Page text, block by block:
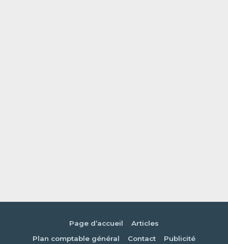
Page d’accueil
Articles
Plan comptable général
Contact
Publicité